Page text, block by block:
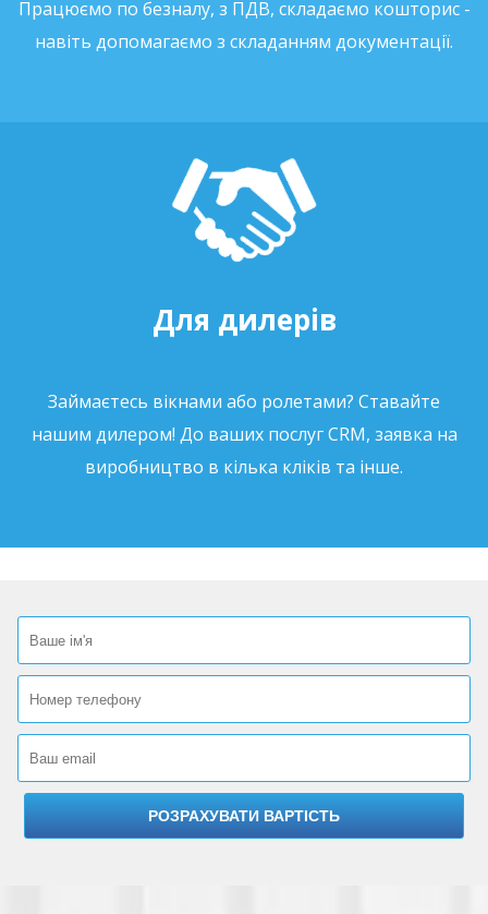
Працюємо по безналу, з ПДВ, складаємо кошторис -
навіть допомагаємо з складанням документації.
Для дилерів
Займаєтесь вікнами або ролетами? Ставайте
нашим дилером! До ваших послуг CRM, заявка на
виробництво в кілька кліків та інше.